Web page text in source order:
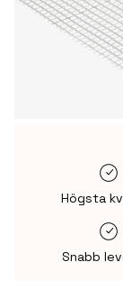
Högsta
Snabb